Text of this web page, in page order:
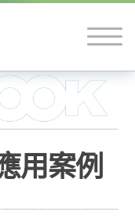
用案例